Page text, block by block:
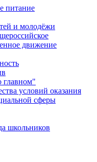
питание
и молодёжи
движение
главном"
условий оказания
сферы
школьников